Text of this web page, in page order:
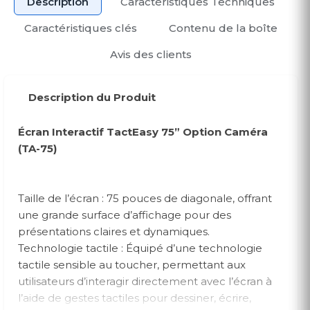
Caractéristiques clés
Contenu de la boîte
Avis des clients
Description du Produit
Écran Interactif TactEasy 75” Option Caméra
(TA-75)
Taille de l’écran : 75 pouces de diagonale, offrant
une grande surface d’affichage pour des
présentations claires et dynamiques.
Technologie tactile : Équipé d’une technologie
tactile sensible au toucher, permettant aux
utilisateurs d’interagir directement avec l’écran à
l’aide de gestes tactiles pour dessiner, écrire,